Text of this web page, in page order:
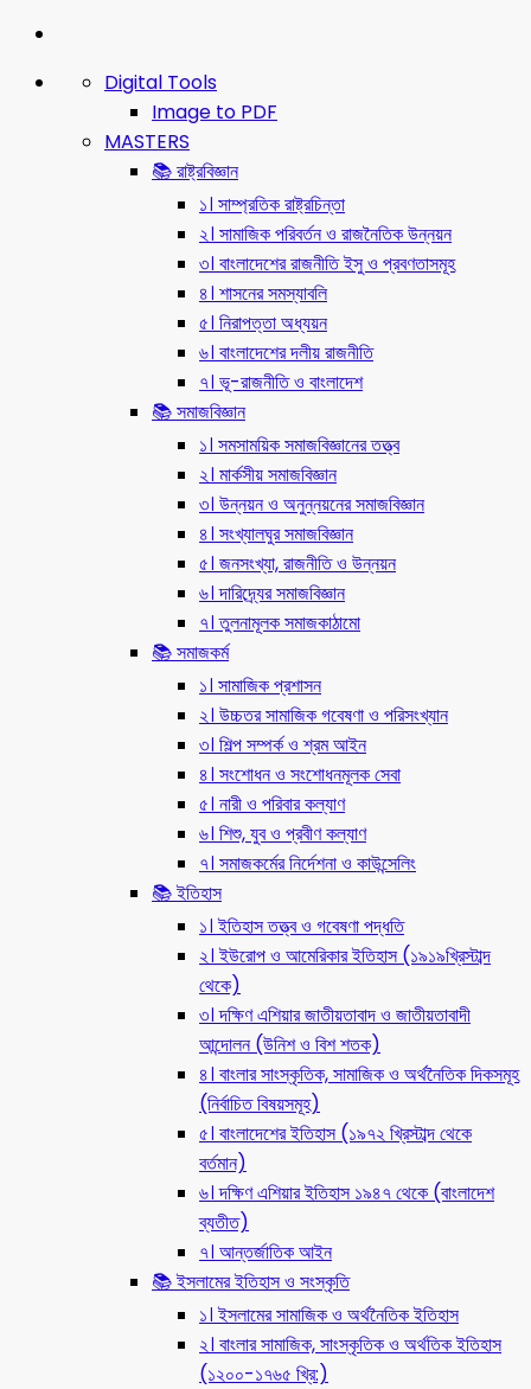
Digital Tools
Image to PDF
MASTERS
📚 রাষ্ট্রবিজ্ঞান
১। সাম্প্রতিক রাষ্ট্রচিন্তা
২। সামাজিক পরিবর্তন ও রাজনৈতিক উন্নয়ন
৩। বাংলাদেশের রাজনীতি ইসু ও প্রবণতাসমূহ
৪। শাসনের সমস্যাবলি
৫। নিরাপত্তা অধ্যয়ন
৬। বাংলাদেশের দলীয় রাজনীতি
৭। ভূ-রাজনীতি ও বাংলাদেশ
📚 সমাজবিজ্ঞান
১। সমসাময়িক সমাজবিজ্ঞানের তত্ত্ব
২। মার্কসীয় সমাজবিজ্ঞান
৩। উন্নয়ন ও অনুন্নয়নের সমাজবিজ্ঞান
৪। সংখ্যালঘুর সমাজবিজ্ঞান
৫। জনসংখ্যা, রাজনীতি ও উন্নয়ন
৬। দারিদ্র্যের সমাজবিজ্ঞান
৭। তুলনামূলক সমাজকাঠামো
📚 সমাজকর্ম
১। সামাজিক প্রশাসন
২। উচ্চতর সামাজিক গবেষণা ও পরিসংখ্যান
৩। শিল্প সম্পর্ক ও শ্রম আইন
৪। সংশোধন ও সংশোধনমূলক সেবা
৫। নারী ও পরিবার কল্যাণ
৬। শিশু, যুব ও প্রবীণ কল্যাণ
৭। সমাজকর্মের নির্দেশনা ও কাউন্সেলিং
📚 ইতিহাস
১। ইতিহাস তত্ত্ব ও গবেষণা পদ্ধতি
২। ইউরোপ ও আমেরিকার ইতিহাস (১৯১৯খ্রিস্টাব্দ
থেকে)
৩। দক্ষিণ এশিয়ার জাতীয়তাবাদ ও জাতীয়তাবাদী
আন্দোলন (উনিশ ও বিশ শতক)
৪। বাংলার সাংস্কৃতিক, সামাজিক ও অর্থনৈতিক দিকসমূহ
(নির্বাচিত বিষয়সমূহ)
৫। বাংলাদেশের ইতিহাস (১৯৭২ খ্রিস্টাব্দ থেকে
বর্তমান)
৬। দক্ষিণ এশিয়ার ইতিহাস ১৯৪৭ থেকে (বাংলাদেশ
ব্যতীত)
৭। আন্তর্জাতিক আইন
📚 ইসলামের ইতিহাস ও সংস্কৃতি
১। ইসলামের সামাজিক ও অর্থনৈতিক ইতিহাস
২। বাংলার সামাজিক, সাংস্কৃতিক ও অর্থতিক ইতিহাস
(১২০০-১৭৬৫ খ্রি:)